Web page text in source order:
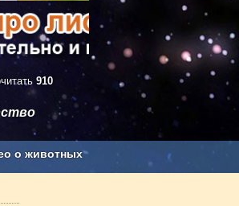
910
о животных